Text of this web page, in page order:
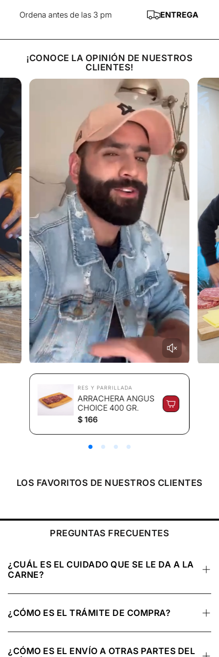
picamos finamente (como una pico de gallo) 1 pimiento
morrón verde, 2 jitomates medianos, 1 cebolla mediana
a chica, aceite y vinagre blanco en la misa proporción
(1/4 de taza de cada uno) y sal. Se le puede agregar
cilantro y chile serrano o jalapeño. O bien unos chiles
toreados…..quien soy yo para explicarles como
hacerlos….solo disfrútelo y sienta como su cuerpo se
llena de energía y buena vibra!!
DISFRUTE ESTA DELICIA!!!&nbsp;&nbsp;
antes de las 3 pm ENTREGA AL DÍA
¡CONOCE LA OPINIÓN DE NUESTROS
CLIENTES!
RES Y PARRILLADA
ARRACHERA ANGUS
CHOICE 400 GR.
P
e
e
g
r
$ 166
LOS FAVORITOS DE NUESTROS CLIENTES
PREGUNTAS FRECUENTES
¿CUÁL ES EL CUIDADO QUE SE LE DA A LA
CARNE?
congelada para conservar sus nutrientes, preservar su
refrigeración hasta su entrega.
¿CÓMO ES EL TRÁMITE DE COMPRA?
web, ya sea mediante envío a domicilio o mediante una
¿CÓMO ES EL ENVÍO A OTRAS PARTES DEL